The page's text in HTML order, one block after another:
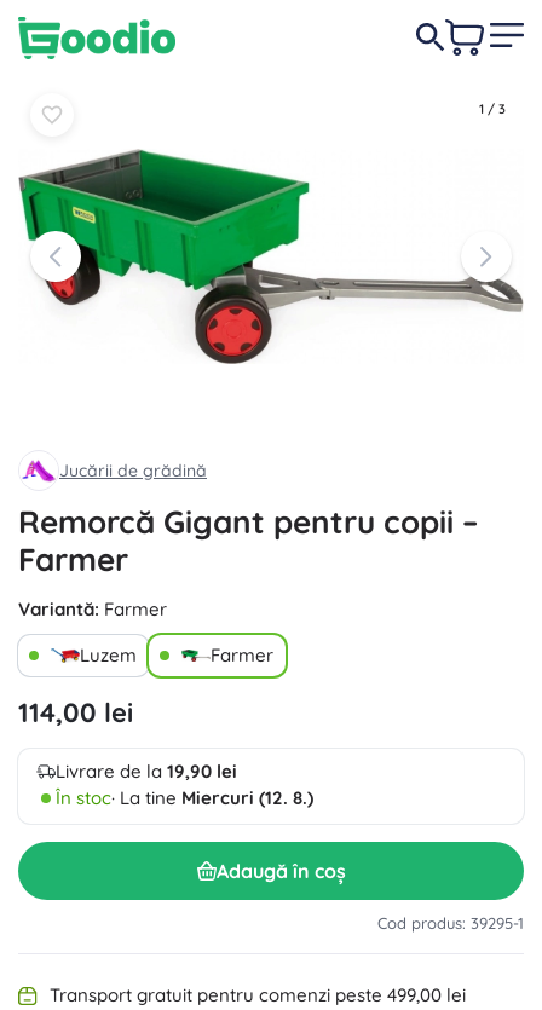
1 / 3
Jucării de grădină
Remorcă Gigant pentru copii –
Farmer
Variantă: Farmer
Luzem
Farmer
114,00 lei
Livrare de la 19,90 lei
În stoc· La tine Miercuri (12. 8.)
Adaugă în coș
Cod produs: 39295-1
Transport gratuit pentru comenzi peste 499,00 lei
114,00 lei În coșÎn coș